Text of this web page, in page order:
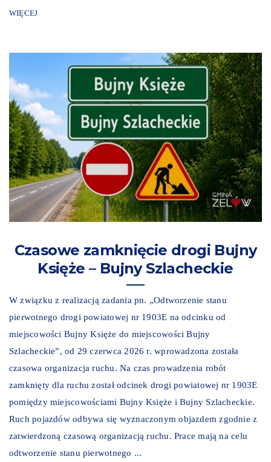
WIĘCEJ
Czasowe zamknięcie drogi Bujny
Księże – Bujny Szlacheckie
W związku z realizacją zadania pn. „Odtworzenie stanu
pierwotnego drogi powiatowej nr 1903E na odcinku od
miejscowości Bujny Księże do miejscowości Bujny
Szlacheckie”, od 29 czerwca 2026 r. wprowadzona została
czasowa organizacja ruchu. Na czas prowadzenia robót
zamknięty dla ruchu został odcinek drogi powiatowej nr 1903E
pomiędzy miejscowościami Bujny Księże i Bujny Szlacheckie.
Ruch pojazdów odbywa się wyznaczonym objazdem zgodnie z
zatwierdzoną czasową organizacją ruchu. Prace mają na celu
odtworzenie stanu pierwotnego ...